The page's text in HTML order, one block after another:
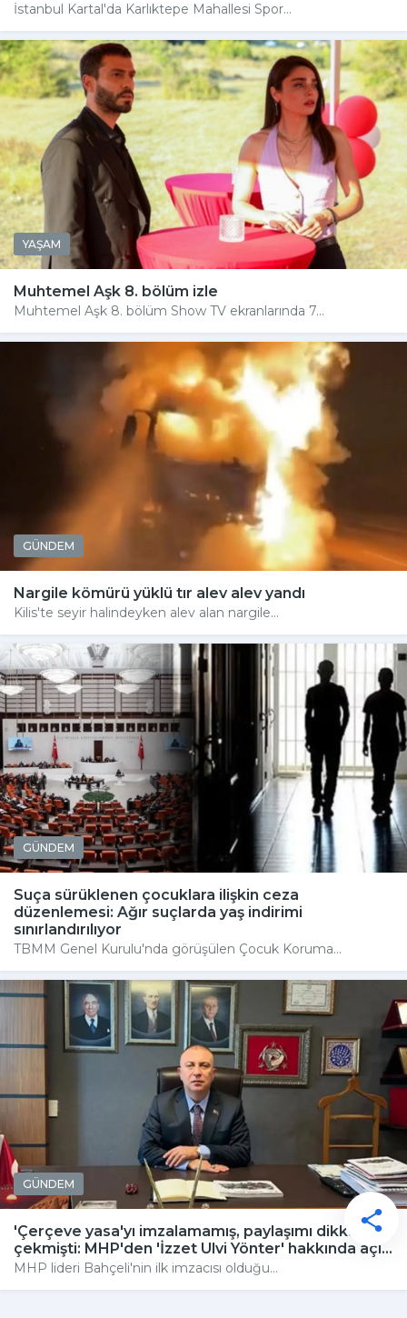
İstanbul Kartal'da Karlıktepe Mahallesi Spor...
YAŞAM
Muhtemel Aşk 8. bölüm izle
Muhtemel Aşk 8. bölüm Show TV ekranlarında 7...
GÜNDEM
Nargile kömürü yüklü tır alev alev yandı
Kilis'te seyir halindeyken alev alan nargile...
GÜNDEM
Suça sürüklenen çocuklara ilişkin ceza
düzenlemesi: Ağır suçlarda yaş indirimi
sınırlandırılıyor
TBMM Genel Kurulu'nda görüşülen Çocuk Koruma...
GÜNDEM
'Çerçeve yasa'yı imzalamamış, paylaşımı dikkat
çekmişti: MHP'den 'İzzet Ulvi Yönter' hakkında açı...
MHP lideri Bahçeli'nin ilk imzacısı olduğu...